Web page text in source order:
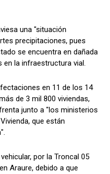
una "situación
precipitaciones, pues
se encuentra en dañada
la infraestructura vial.
en 11 de los 14
de 3 mil 800 viviendas,
junto a "los ministerios
que están
por la Troncal 05
Araure, debido a que